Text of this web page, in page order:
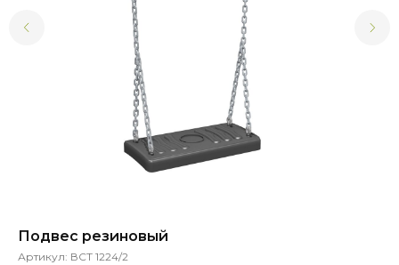
Подвес резиновый
Артикул: ВСТ 1224/2